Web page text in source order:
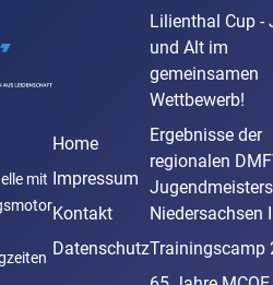
mit
Home
Impressum
Kontakt
Datenschutz
Lilienthal Cup -
und Alt im
gemeinsamen
Wettbewerb!
Ergebnisse der
regionalen
Niedersachsen I
Trainingscamp